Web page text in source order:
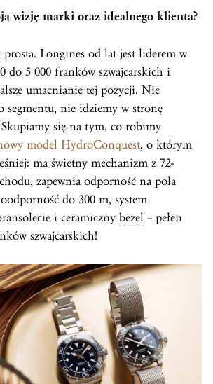
wizję marki oraz idealnego klienta?
prosta. Longines od lat jest liderem w
do 5 000 franków szwajcarskich i
umacnianie tej pozycji. Nie
segmentu, nie idziemy w stronę
Skupiamy się na tym, co robimy
model HydroConquest, o którym
ma świetny mechanizm z 72-
zapewnia odporność na pola
do 300 m, system
i ceramiczny bezel – pełen
szwajcarskich!